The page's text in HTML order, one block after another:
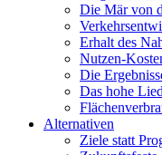
Die Mär von
Erhalt des
Nutzen-
Die
Das hohe
Alternativen
Ziele statt